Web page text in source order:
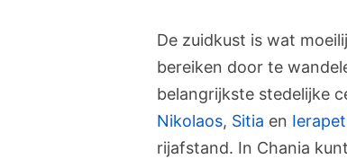
De zuidkust is wat
bereiken door te
belangrijkste stedelijke
Nikolaos, Sitia en
rijafstand. In Chania